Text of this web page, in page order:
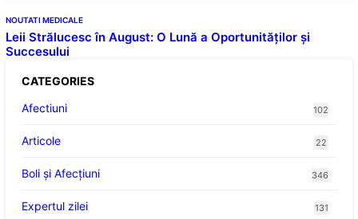
NOUTATI MEDICALE
Leii Strălucesc în August: O Lună a Oportunităților și
Succesului
CATEGORIES
Afectiuni
102
Articole 22
Boli și Afecțiuni 346
Expertul zilei 131